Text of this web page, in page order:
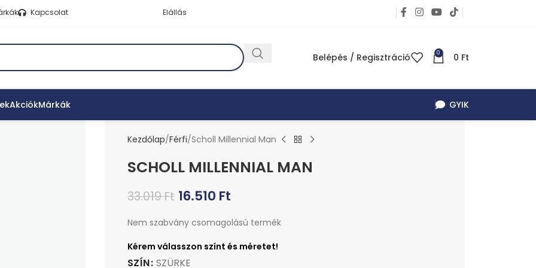
Kapcsolat Elállás
Belépés / Regisztráció 0 0 Ft
AkciókMárkák GYIK
Kezdőlap Férfi Scholl Millennial Man
SCHOLL MILLENNIAL MAN
33.019Ft 16.510 Ft
Nem szabvány csomagolású termék
SZÍN SZÜRKE